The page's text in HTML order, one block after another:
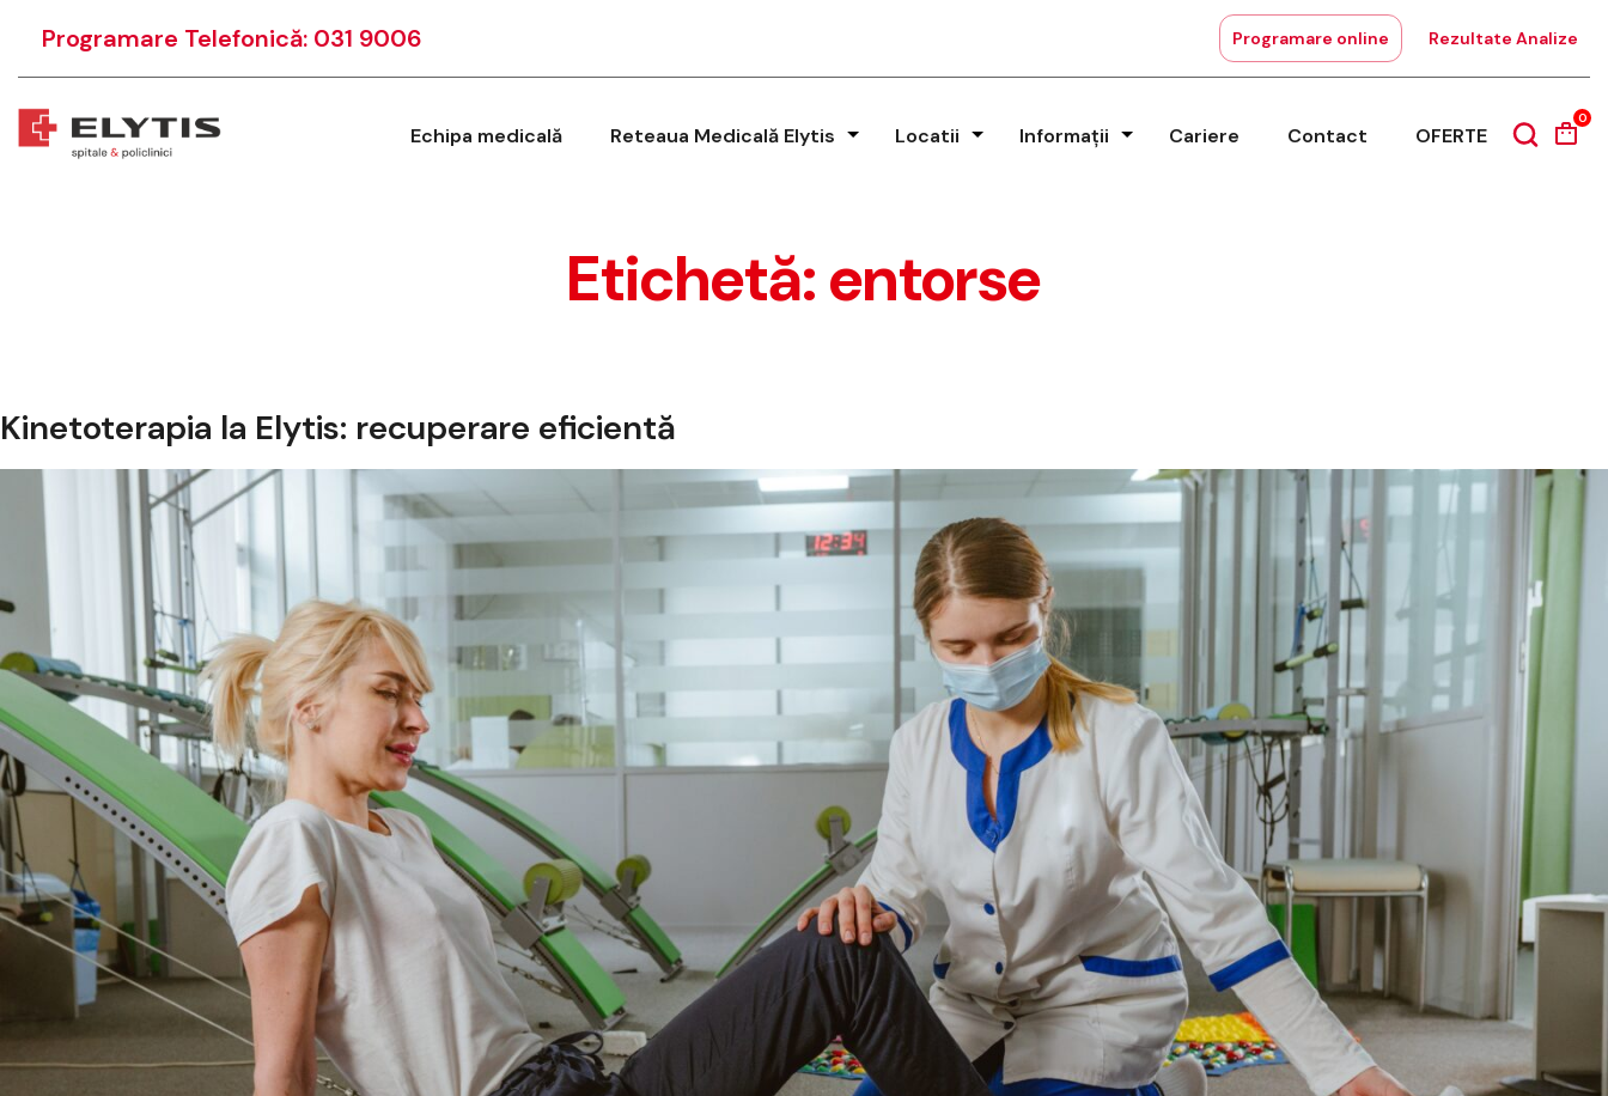
Programare Telefonică: 031 9006 Programare online Rezultate Analize
Echipa medicală Reteaua Medicală Elytis Locatii Informații Cariere Contact OFERTE
0
Etichetă:entorse
Kinetoterapia la Elytis: recuperare eficientă